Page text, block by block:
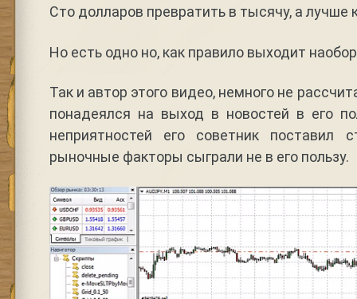
Сто долларов превратить в тысячу, а лучше
Но есть одно но, как правило выходит
Так и автор этого видео, немного не
понадеялся на выход в новостей в его
неприятностей его советник поставил
рыночные факторы сыграли не в его пользу.